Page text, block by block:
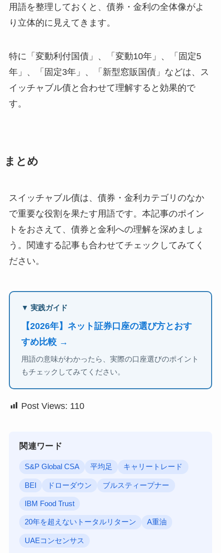
用語を整理しておくと、債券・金利の全体像がよ
り立体的に見えてきます。
特に「変動利付国債」、「変動10年」、「固定5
年」、「固定3年」、「新型窓販国債」などは、ス
イッチャブル債と合わせて理解すると効果的で
す。
まとめ
スイッチャブル債は、債券・金利カテゴリのなか
で重要な役割を果たす用語です。本記事のポイン
トをおさえて、債券と金利への理解を深めましょ
う。関連する記事も合わせてチェックしてみてく
ださい。
▼ 実践ガイド
【2026年】ネット証券口座の選び方とおす
すめ比較 →
用語の意味がわかったら、実際の口座選びのポイント
もチェックしてみてください。
Post Views: 110
関連ワード
S&P Global CSA 平均足 キャリートレード
BEI ドローダウン ブルスティープナー
IBM Food Trust
20年を超えないトータルリターン A重油
UAEコンセンサス